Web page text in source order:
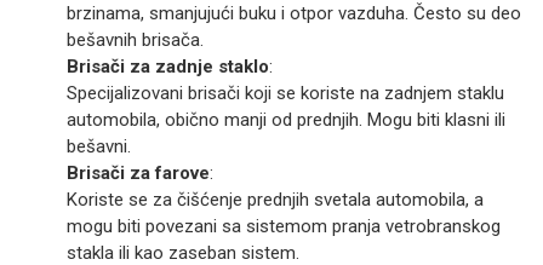
brzinama, smanjujući buku i otpor vazduha. Često su deo
bešavnih brisača.
Brisači za zadnje staklo:
Specijalizovani brisači koji se koriste na zadnjem staklu
automobila, obično manji od prednjih. Mogu biti klasni ili
bešavni.
Brisači za farove:
Koriste se za čišćenje prednjih svetala automobila, a
mogu biti povezani sa sistemom pranja vetrobranskog
stakla ili kao zaseban sistem.